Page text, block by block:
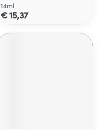
14ml
€ 15,37